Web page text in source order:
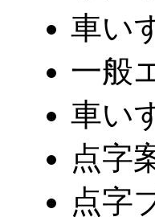
車い
一般
車い
点字
点字